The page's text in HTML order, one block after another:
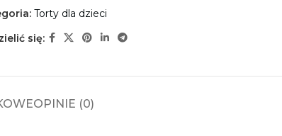
Torty dla dzieci
się:
OPINIE (0)